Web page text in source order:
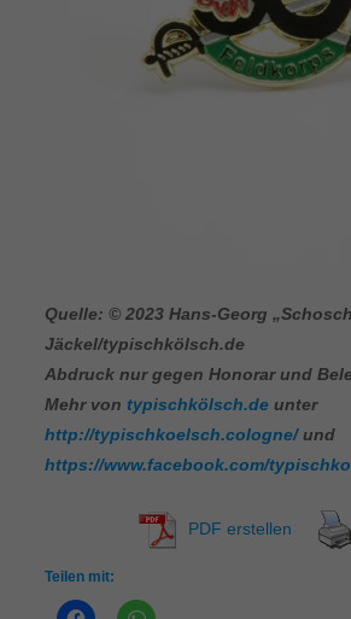
Quelle: © 2023 Hans-Georg
Jäckel/typischkölsch.de
Abdruck nur gegen Honorar und
Mehr von typischkölsch.deunter
http://typischkoelsch.cologne/und
https://www.facebook.com/
PDF erstellen
Teilen mit: